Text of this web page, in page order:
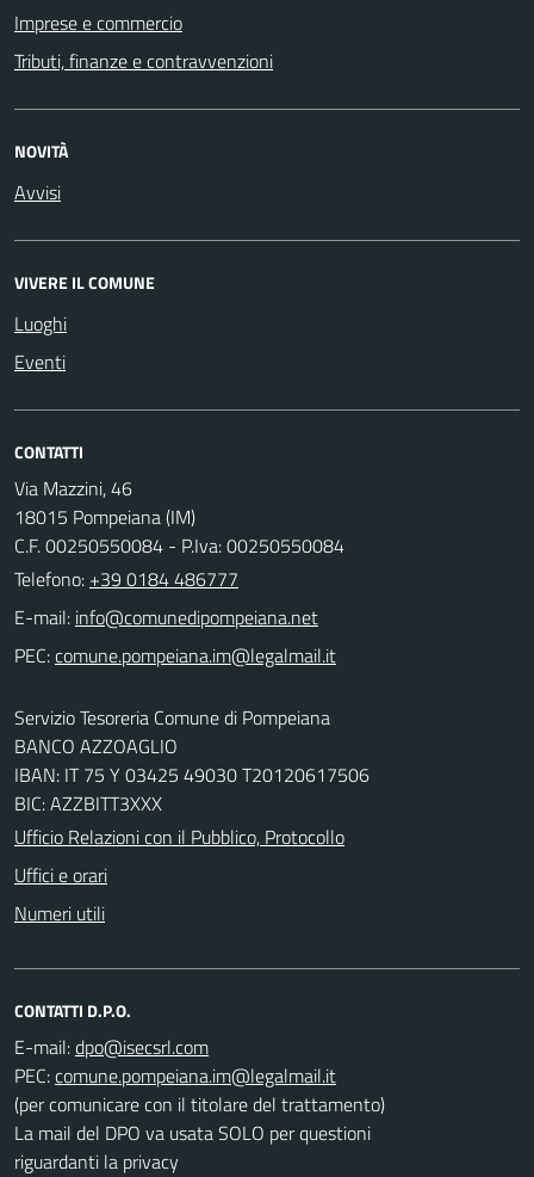
Imprese e commercio
Tributi, finanze e contravvenzioni
NOVITÀ
Avvisi
VIVERE IL COMUNE
Luoghi
Eventi
CONTATTI
Via Mazzini, 46
18015 Pompeiana (IM)
C.F. 00250550084 - P.Iva: 00250550084
Telefono: +39 0184 486777
E-mail:
PEC:
Servizio Tesoreria Comune di Pompeiana
BANCO AZZOAGLIO
IBAN: IT 75 Y 03425 49030 T20120617506
BIC: AZZBITT3XXX
Ufficio Relazioni con il Pubblico, Protocollo
Uffici e orari
Numeri utili
CONTATTI D.P.O.
E-mail:
PEC:
(per comunicare con il titolare del trattamento)
La mail del DPO va usata SOLO per questioni
riguardanti la privacy